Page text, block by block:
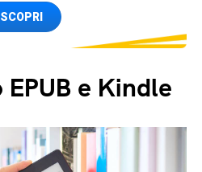
SCOPRI
e Kindle